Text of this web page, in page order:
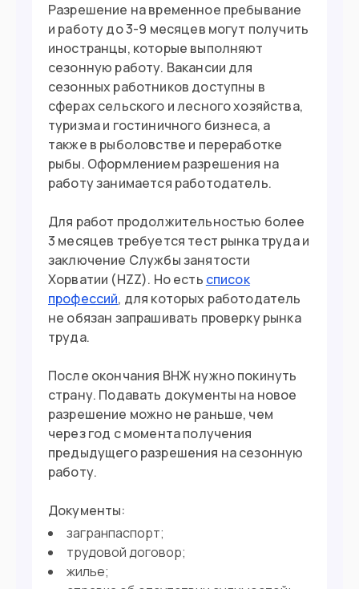
У вас есть хорватское происхождение
Готовы вложить в бизнес €26,545
Въезд в страну
Документ Загранпаспорт
Виза Нужна виза
Разрешение на временное пребывание
и работу до 3-9 месяцев могут получить
иностранцы, которые выполняют
сезонную работу. Вакансии для
сезонных работников доступны в
сферах сельского и лесного хозяйства,
туризма и гостиничного бизнеса, а
также в рыболовстве и переработке
рыбы. Оформлением разрешения на
работу занимается работодатель.
Для работ продолжительностью более
3 месяцев требуется тест рынка труда и
заключение Службы занятости
Хорватии (HZZ). Но есть список
профессий, для которых работодатель
не обязан запрашивать проверку рынка
труда.
После окончания ВНЖ нужно покинуть
страну. Подавать документы на новое
разрешение можно не раньше, чем
через год с момента получения
предыдущего разрешения на сезонную
работу.
Документы:
загранпаспорт;
трудовой договор;
жилье;